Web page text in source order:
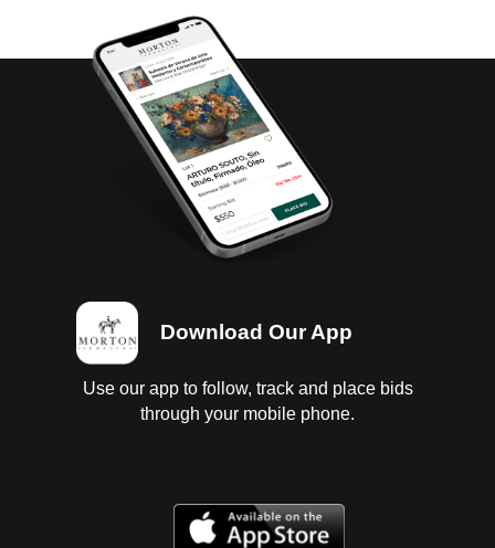
Download Our App
Use our app to follow, track and place bids
through your mobile phone.